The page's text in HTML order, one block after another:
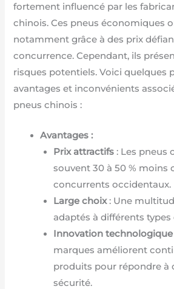
fortement influencé par les
chinois. Ces pneus économiques
notamment grâce à des prix
concurrence. Cependant, ils
risques potentiels. Voici quelques
avantages et inconvénients
pneus chinois :
Avantages :
Prix attractifs : Les pneus
souvent 30 à 50 % moins
concurrents occidentaux.
Large choix: Une
adaptés à différents types
Innovation technologique
marques améliorent
produits pour répondre à
sécurité.